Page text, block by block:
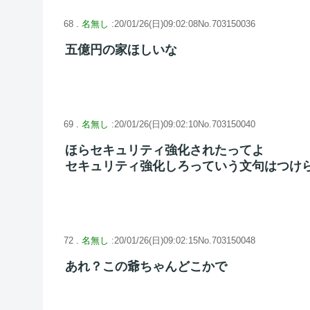
68 . 名無し :20/01/26(日)09:02:08No.703150036
五億円の家ほしいな
69 . 名無し :20/01/26(日)09:02:10No.703150040
ほらセキュリティ強化されたってよ
セキュリティ強化しろっていう文句はつけ
72 . 名無し :20/01/26(日)09:02:15No.703150048
あれ？この爺ちゃんどこかで